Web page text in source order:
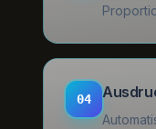
04